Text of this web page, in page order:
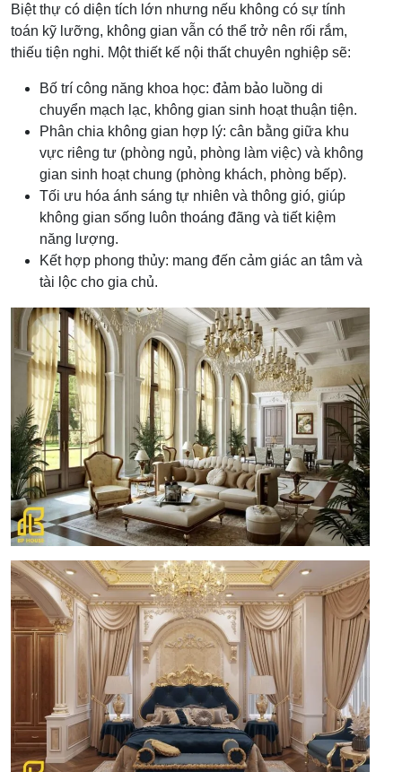
Biệt thự có diện tích lớn nhưng nếu không có sự tính
toán kỹ lưỡng, không gian vẫn có thể trở nên rối rắm,
thiếu tiện nghi. Một thiết kế nội thất chuyên nghiệp sẽ:
Bố trí công năng khoa học: đảm bảo luồng di
chuyển mạch lạc, không gian sinh hoạt thuận tiện.
Phân chia không gian hợp lý: cân bằng giữa khu
vực riêng tư (phòng ngủ, phòng làm việc) và không
gian sinh hoạt chung (phòng khách, phòng bếp).
Tối ưu hóa ánh sáng tự nhiên và thông gió, giúp
không gian sống luôn thoáng đãng và tiết kiệm
năng lượng.
Kết hợp phong thủy: mang đến cảm giác an tâm và
tài lộc cho gia chủ.